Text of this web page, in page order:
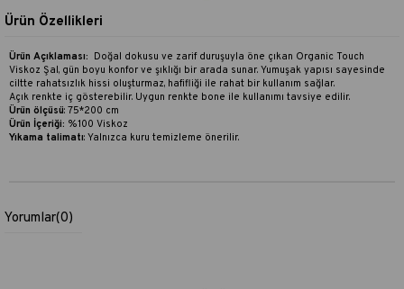
Ürün Özellikleri
Ürün Açıklaması: Doğal dokusu ve zarif duruşuyla öne çıkan Organic Touch
Viskoz Şal, gün boyu konfor ve şıklığı bir arada sunar. Yumuşak yapısı sayesinde
ciltte rahatsızlık hissi oluşturmaz, hafifliği ile rahat bir kullanım sağlar.
Açık renkte iç gösterebilir. Uygun renkte bone ile kullanımı tavsiye edilir.
Ürün ölçüsü: 75*200 cm
Ürün İçeriği: %100 Viskoz
Yıkama talimatı: Yalnızca kuru temizleme önerilir.
Yorumlar(0)